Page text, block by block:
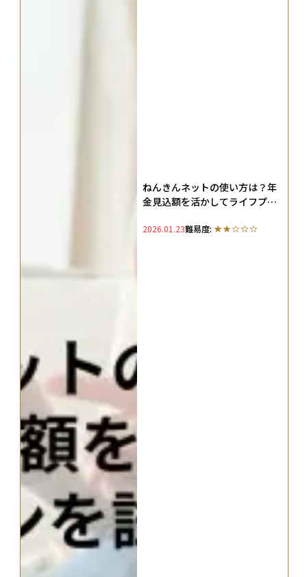
ねんきんネットの使い方は？年
金見込額を活かしてライフプラ
2026.01.23難易度: